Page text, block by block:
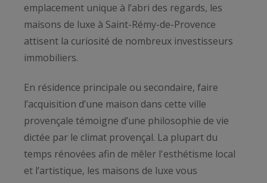
emplacement unique à l’abri des regards, les
maisons de luxe à Saint-Rémy-de-Provence
attisent la curiosité de nombreux investisseurs
immobiliers.
En résidence principale ou secondaire, faire
l’acquisition d’une maison dans cette ville
provençale témoigne d’une philosophie de vie
dictée par le climat provençal. La plupart du
temps rénovées afin de mêler l'esthétisme local
et l’artistique, les maisons de luxe vous